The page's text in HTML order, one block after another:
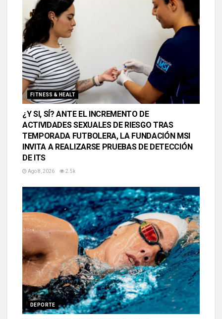
FITNESS & HEALT
¿Y SI, SÍ? ANTE EL INCREMENTO DE
ACTIVIDADES SEXUALES DE RIESGO TRAS
TEMPORADA FUTBOLERA, LA FUNDACIÓN MSI
INVITA A REALIZARSE PRUEBAS DE DETECCIÓN
DE ITS
Ago 8, 2026 2.5k
DEPORTE